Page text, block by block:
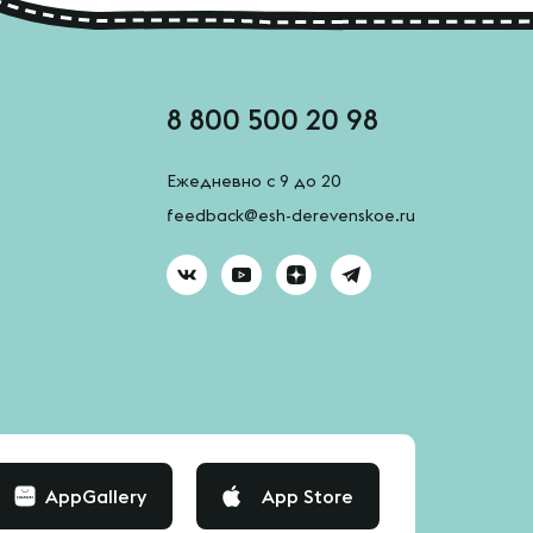
8 800 500 20 98
Ежедневно с 9 до 20
feedback@esh-derevenskoe.ru
AppGallery App Store